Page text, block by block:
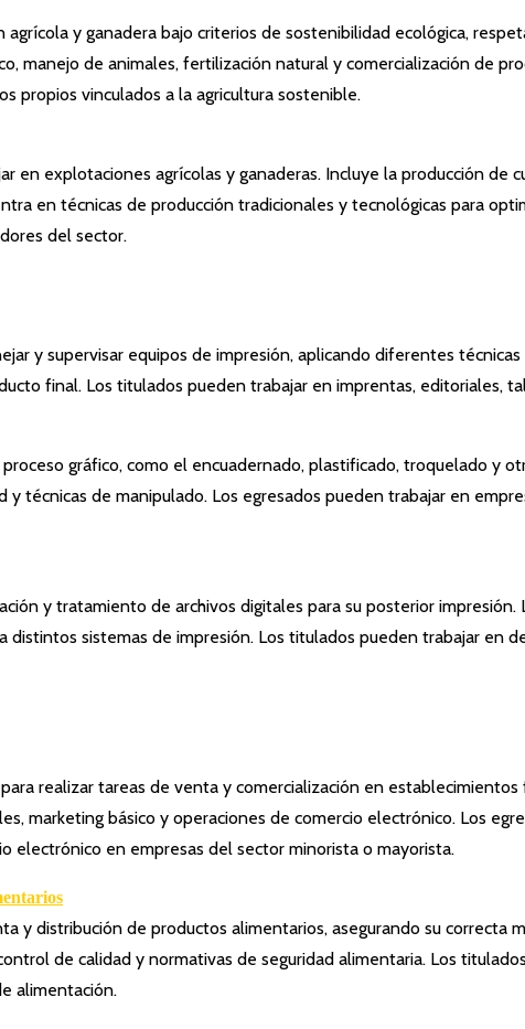
y ganadera bajo criterios de sostenibilidad ecológica,
manejo de animales, fertilización natural y comercialización de
propios vinculados a la agricultura sostenible.
en explotaciones agrícolas y ganaderas. Incluye la producción de
en técnicas de producción tradicionales y tecnológicas para
del sector.
y supervisar equipos de impresión, aplicando diferentes
final. Los titulados pueden trabajar en imprentas, editoriales,
gráfico, como el encuadernado, plastificado, troquelado y
y técnicas de manipulado. Los egresados pueden trabajar en
y tratamiento de archivos digitales para su posterior
distintos sistemas de impresión. Los titulados pueden trabajar en
realizar tareas de venta y comercialización en
marketing básico y operaciones de comercio electrónico. Los
electrónico en empresas del sector minorista o mayorista.
y distribución de productos alimentarios, asegurando su correcta
de calidad y normativas de seguridad alimentaria. Los
alimentación.